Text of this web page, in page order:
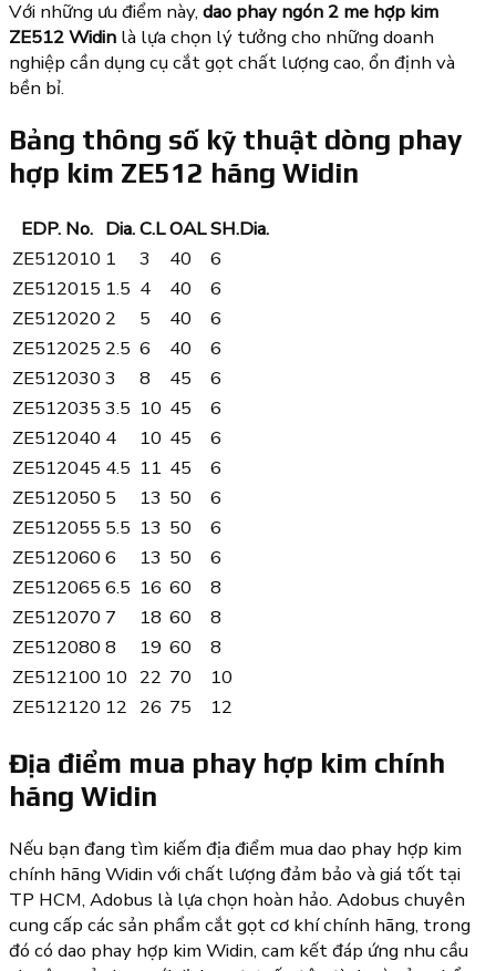
Với những ưu điểm này, dao phay ngón 2 me hợp kim
ZE512 Widin là lựa chọn lý tưởng cho những doanh
nghiệp cần dụng cụ cắt gọt chất lượng cao, ổn định và
bền bỉ.
Bảng thông số kỹ thuật dòng phay
hợp kim ZE512 hãng Widin
EDP. No. Dia.C.LOALSH.Dia.
ZE512010 1 3 40
6
ZE512015 1.5 4 40
6
ZE512020 2 5 40
6
ZE512025 2.5 6 40
6
ZE512030 3 8 45
6
ZE512035 3.5 10 45
6
ZE512040 4 10 45
6
ZE512045 4.5 11 45
6
ZE512050 5 13 50
6
ZE512055 5.5 13 50
6
ZE512060 6 13 50
6
ZE512065 6.5 16 60
8
ZE512070 7 18 60
8
ZE512080 8 19 60
8
ZE512100 10 22 70
10
ZE512120 12 26 75 12
Địa điểm mua phay hợp kim chính
hãng Widin
Nếu bạn đang tìm kiếm địa điểm mua dao phay hợp kim
chính hãng Widin với chất lượng đảm bảo và giá tốt tại
TP HCM, Adobus là lựa chọn hoàn hảo. Adobus chuyên
cung cấp các sản phẩm cắt gọt cơ khí chính hãng, trong
đó có dao phay hợp kim Widin, cam kết đáp ứng nhu cầu